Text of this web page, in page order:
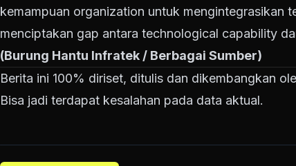
kemampuan organization untuk mengintegrasikan
menciptakan gap antara technological capability
(Burung Hantu Infratek / Berbagai Sumber)
Berita ini 100% diriset, ditulis dan dikembangkan
Bisa jadi terdapat kesalahan pada data aktual.